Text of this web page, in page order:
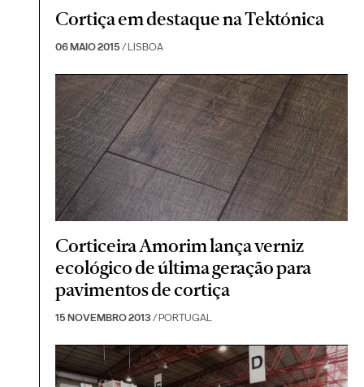
Cortiça em destaque na Tektónica
06 MAIO 2015 / LISBOA
Corticeira Amorim lança verniz
ecológico de última geração para
pavimentos de cortiça
15 NOVEMBRO 2013 / PORTUGAL